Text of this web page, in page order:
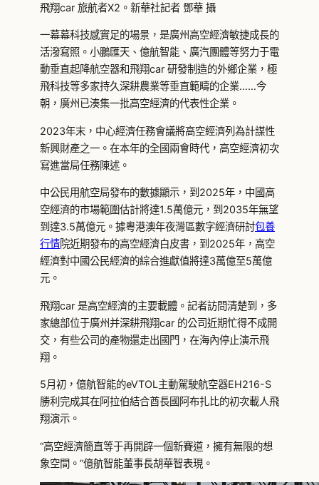
飛翔car 旅航者X2。新華社記者 鄧華 攝
一幕幕科技感實足的場景，是廣州高空經濟敏捷成長的
活潑寫照。小鵬匯天、億航智能、廣汽團體等努力于電
動垂直起降航空器和飛翔car 研發制造的外鄉企業，極
飛科技等多家持久深耕農業等垂直範疇的企業……今
朝，廣州已湊集一批高空經濟的代表性企業。
2023年末，中心經濟任務會議將高空經濟列為計謀性
新興財產之一。在本年的全國兩會時代，高空經濟初次
寫進當局任務陳述。
中公民用航空局發布的數據顯示，到2025年，中國高
空經濟的市場範圍估計將達1.5萬億元，到2035年無望
到達3.5萬億元。據粵港澳年夜灣區數字經濟研討包養
行情院近期發布的高空經濟白皮書，到2025年，高空
經濟對中國公民經濟的綜合進獻值將達3萬億至5萬億
元。
飛翔car 是高空經濟的主要載體。記者訪問清楚到，多
家總部位于廣州并深耕飛翔car 的公司近期忙得不成開
交，有些公司的產物還走出國門，在海內停止演示飛
翔。
5月初，億航智能的eVTOL主動駕駛航空器EH216-S
勝利完成其在阿拉伯結合酋長國阿布扎比的初次載人飛
翔演示。
“高空經濟簡直等于再開辟一個新賽道，擁有無限的想
象空間。”億航智能董事長胡華智表現。